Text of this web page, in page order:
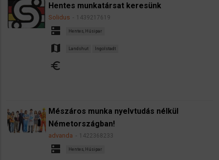
Hentes munkatársat keresünk
Solidus 1439217619
dns Hentes, Húsipar
map Landshut Ingolstadt
euro
Mészáros munka nyelvtudás nélkül
Németországban!
advanda 1422368233
dns Hentes, Húsipar